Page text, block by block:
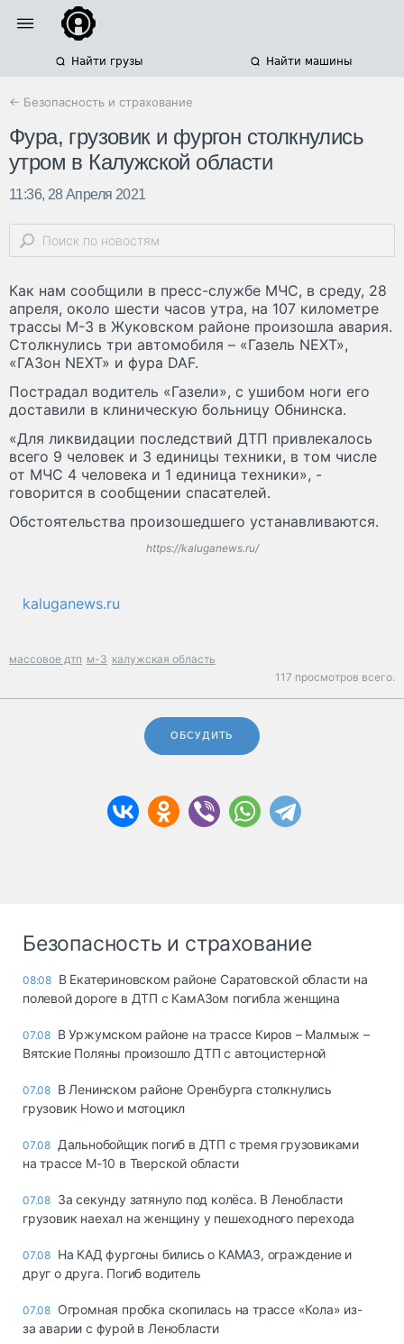
Найти грузы Найти машины
← Безопасность и страхование
Фура, грузовик и фургон столкнулись
утром в Калужской области
11:36, 28 Апреля 2021
Как нам сообщили в пресс-службе МЧС, в среду, 28
апреля, около шести часов утра, на 107 километре
трассы М-3 в Жуковском районе произошла авария.
Столкнулись три автомобиля – «Газель NEXT»,
«ГАЗон NEXT» и фура DAF.
Пострадал водитель «Газели», с ушибом ноги его
доставили в клиническую больницу Обнинска.
«Для ликвидации последствий ДТП привлекалось
всего 9 человек и 3 единицы техники, в том числе
от МЧС 4 человека и 1 единица техники», -
говорится в сообщении спасателей.
Обстоятельства произошедшего устанавливаются.
https://kaluganews.ru/
kaluganews.ru
массовое дтп м-3 калужская область
117 просмотров всего.
ОБСУДИТЬ
Безопасность и страхование
08:08 В Екатериновском районе Саратовской области на
полевой дороге в ДТП с КамАЗом погибла женщина
07.08 В Уржумском районе на трассе Киров – Малмыж –
Вятские Поляны произошло ДТП с автоцистерной
07.08 В Ленинском районе Оренбурга столкнулись
грузовик Howo и мотоцикл
07.08 Дальнобойщик погиб в ДТП с тремя грузовиками
на трассе М-10 в Тверской области
07.08 За секунду затянуло под колёса. В Ленобласти
грузовик наехал на женщину у пешеходного перехода
07.08 На КАД фургоны бились о КАМАЗ, ограждение и
друг о друга. Погиб водитель
07.08 Огромная пробка скопилась на трассе «Кола» из-
за аварии с фурой в Ленобласти